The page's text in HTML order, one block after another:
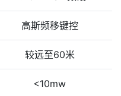
高斯频移键控
较远至60米
<10mw